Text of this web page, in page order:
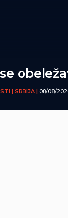
| SRBIJA | 08/08/